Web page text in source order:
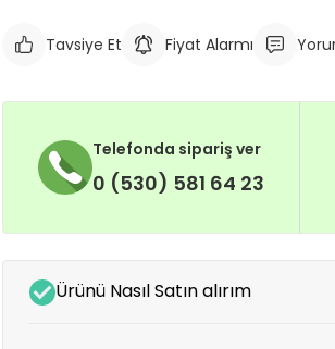
Tavsiye Et Fiyat Alarmı
Telefonda sipariş ver
0 (530) 581 64 23
Ürünü Nasıl Satın alırım